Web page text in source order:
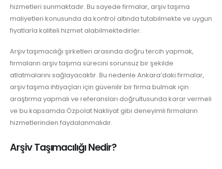
hizmetleri sunmaktadır. Bu sayede firmalar, arşiv taşıma
maliyetleri konusunda da kontrol altında tutabilmekte ve uygun
fiyatlarla kaliteli hizmet alabilmektedirler.
Arşiv taşımacılığı şirketleri arasında doğru tercih yapmak,
firmaların arşiv taşıma sürecini sorunsuz bir şekilde
atlatmalarını sağlayacaktır. Bu nedenle Ankara’daki firmalar,
arşiv taşıma ihtiyaçları için güvenilir bir firma bulmak için
araştırma yapmalı ve referansları doğrultusunda karar vermeli
ve bu kapsamda Özpolat Nakliyat gibi deneyimli firmaların
hizmetlerinden faydalanmalıdır.
Arşiv Taşımacılığı Nedir?